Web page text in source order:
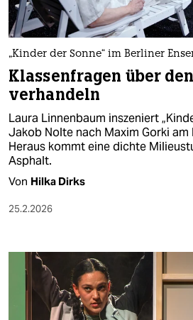
„Kinder der Sonne“ im Berliner
Klassenfragen über
verhandeln
Laura Linnenbaum inszeniert
Jakob Nolte nach Maxim Gorki am
Heraus kommt eine dichte
Asphalt.
Von Hilka Dirks
25.2.2026